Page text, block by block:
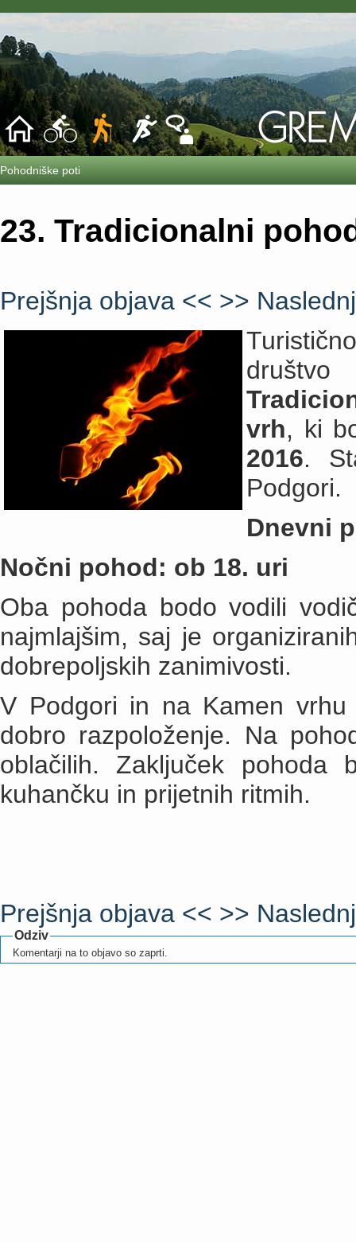
Pohodniške poti
23. Tradicionalni
Prejšnja objava << >>
vrh, ki
2016.
Podgori.
Dnevni
Nočni pohod: ob 18. uri
Oba pohoda bodo vodili
najmlajšim, saj je
dobrepoljskih zanimivosti.
V Podgori in na Kamen
dobro razpoloženje. Na
oblačilih. Zaključek
kuhančku in prijetnih ritmih.
Prejšnja objava << >>
Odziv
Komentarji na to objavo so zaprti.